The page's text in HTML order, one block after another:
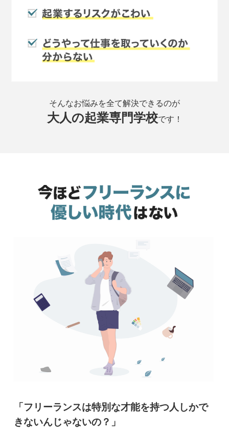
そんなお悩みを全て解決できるのが
大人の起業専門学校です！
「フリーランスは特別な才能を持つ人しかで
きないんじゃないの？」